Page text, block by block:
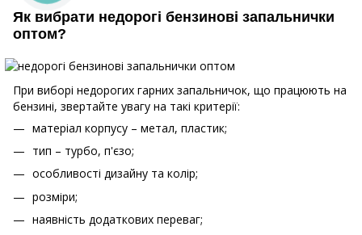
Як вибрати недорогі бензинові запальнички
оптом?
При виборі недорогих гарних запальничок, що працюють на
бензині, звертайте увагу на такі критерії:
матеріал корпусу – метал, пластик;
тип – турбо, п'єзо;
особливості дизайну та колір;
розміри;
наявність додаткових переваг;